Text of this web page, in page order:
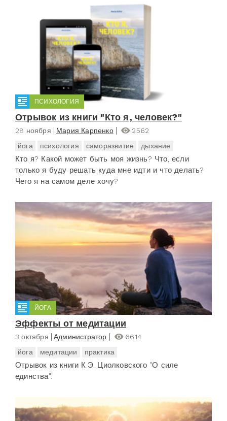
ПСИХОЛОГИЯ
Отрывок из книги "Кто я, человек?"
28 ноября Мария Карпенко
2562
йога
психология саморазвитие дыхание
Кто я? Какой может быть моя жизнь? Что, если
только я буду решать куда мне идти и что делать?
Чего я на самом деле хочу?
ЙОГА
Эффекты от медитации
3 октября Администратор
6614
йога
медитации практика
Отрывок из книги К.Э. Циолковского "О силе
единства".